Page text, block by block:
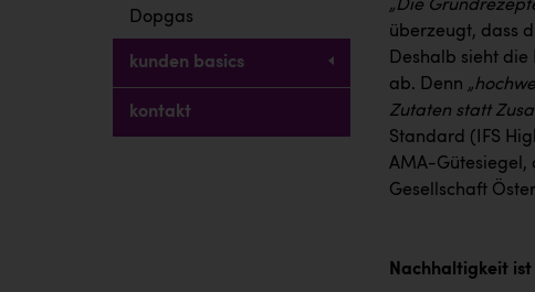
Dopgas
kunden basics
kontakt
„Die
überzeugt, dass
Deshalb sieht
ab. Denn
Zutaten statt
Standard (IFS
AMA-Gütesiegel,
Gesellschaft
Nachhaltigkeit